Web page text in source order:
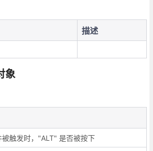
描述
象
被触发时，"ALT" 是否被按下